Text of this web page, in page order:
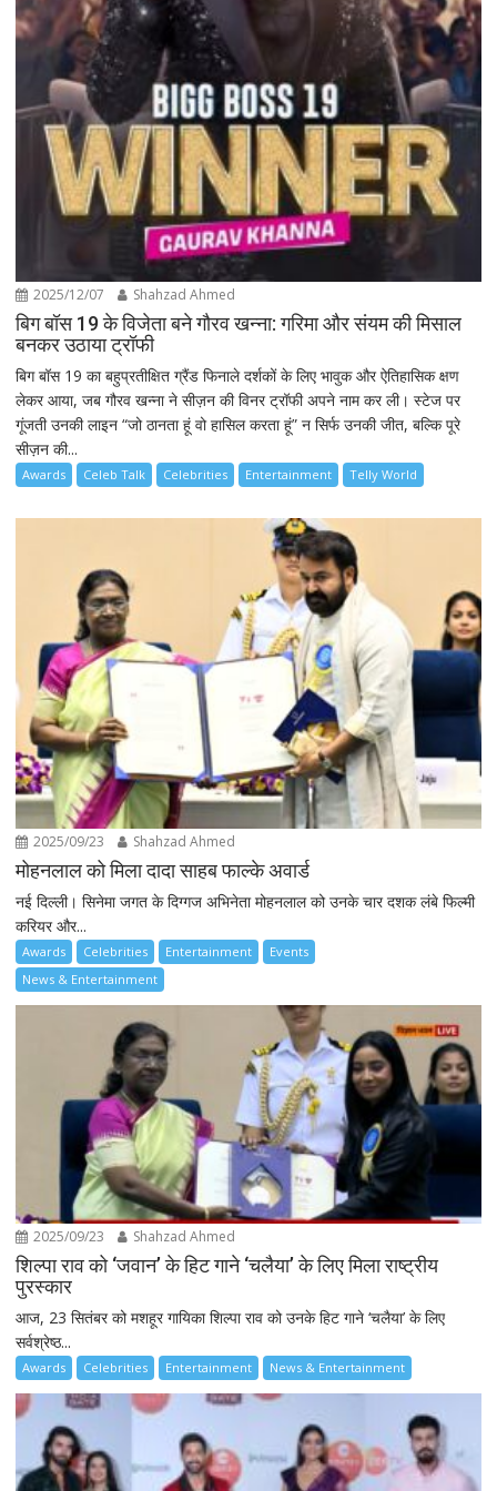
2025/12/07 Shahzad Ahmed
बिग बॉस 19 के विजेता बने गौरव खन्ना: गरिमा और संयम की मिसाल
बनकर उठाया ट्रॉफी
बिग बॉस 19 का बहुप्रतीक्षित ग्रैंड फिनाले दर्शकों के लिए भावुक और ऐतिहासिक क्षण
लेकर आया, जब गौरव खन्ना ने सीज़न की विनर ट्रॉफी अपने नाम कर ली। स्टेज पर
गूंजती उनकी लाइन “जो ठानता हूं वो हासिल करता हूं” न सिर्फ उनकी जीत, बल्कि पूरे
सीज़न की...
Awards Celeb Talk Celebrities Entertainment Telly World
2025/09/23 Shahzad Ahmed
मोहनलाल को मिला दादा साहब फाल्के अवार्ड
नई दिल्ली। सिनेमा जगत के दिग्गज अभिनेता मोहनलाल को उनके चार दशक लंबे फिल्मी
करियर और...
Awards Celebrities Entertainment
Events
News & Entertainment
2025/09/23 Shahzad Ahmed
शिल्पा राव को ‘जवान’ के हिट गाने ‘चलैया’ के लिए मिला राष्ट्रीय
पुरस्कार
आज, 23 सितंबर को मशहूर गायिका शिल्पा राव को उनके हिट गाने ‘चलैया’ के लिए
सर्वश्रेष्ठ...
Awards Celebrities Entertainment News & Entertainment